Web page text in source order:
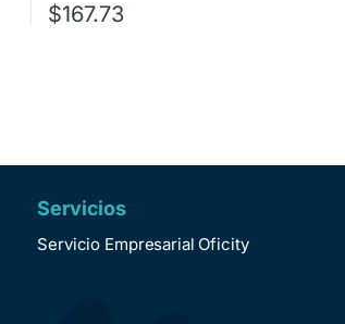
$167.73
Servicios
Servicio Empresarial Oficity